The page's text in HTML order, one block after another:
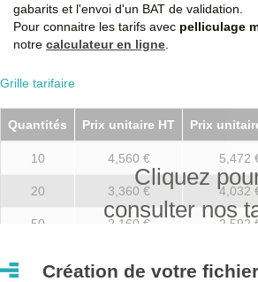
gabarits et l'envoi d'un BAT de validation.
Pour connaitre les tarifs avec pelliculage
notre calculateur en ligne
Grille tarifaire
Cliquez
consulter nos
Quantités Prix unitaire HT Prix
10 4,560 € 5,472
20 3,360 € 4,032
50 2,160 € 2,592
Création de votre